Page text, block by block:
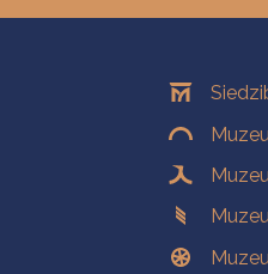
Oddziały